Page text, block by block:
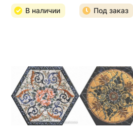
В наличии Под заказ